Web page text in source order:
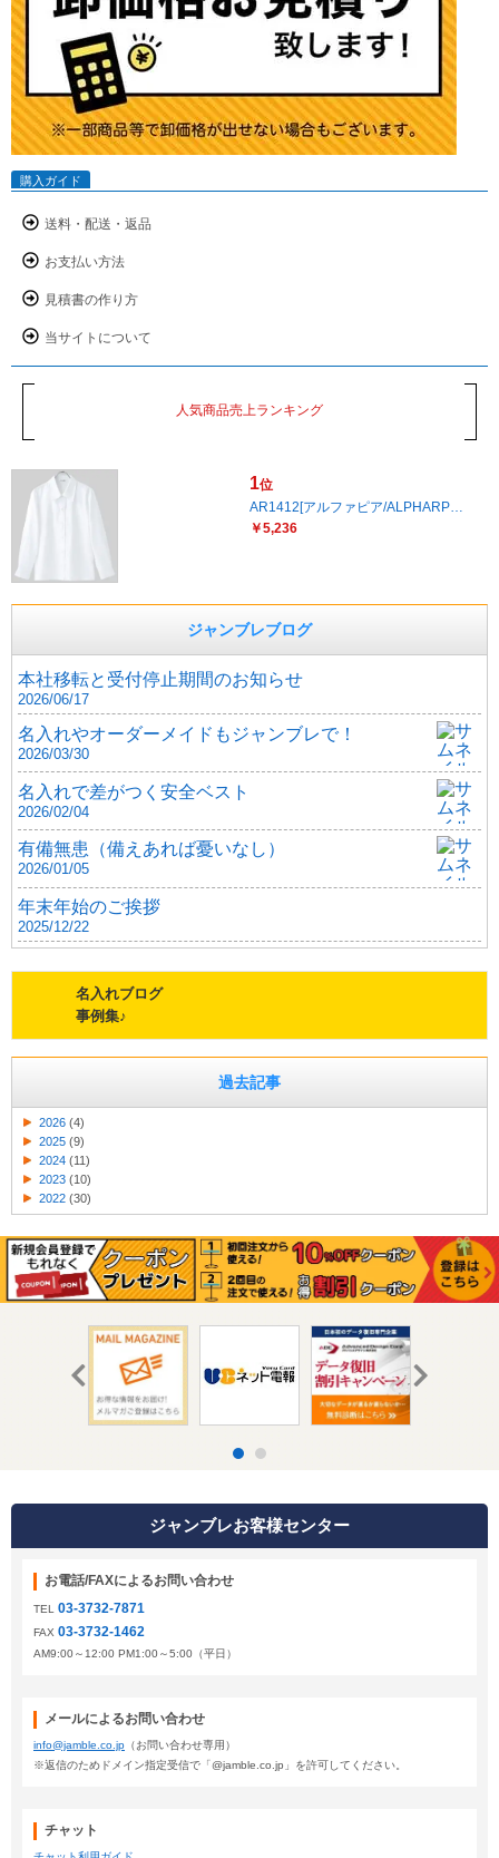
購入ガイド
送料・配送・返品
お支払い方法
見積書の作り方
当サイトについて
人気商品売上ランキング
1位
AR1412[アルファピア/ALPHARP…
￥5,236
ジャンブレブログ
本社移転と受付停止期間のお知らせ
2026/06/17
名入れやオーダーメイドもジャンブレで！
2026/03/30
名入れで差がつく安全ベスト
2026/02/04
有備無患（備えあれば憂いなし）
2026/01/05
年末年始のご挨拶
2025/12/22
名入れブログ
事例集♪
過去記事
2026 (4)
2025 (9)
2024 (11)
2023 (10)
2022 (30)
ジャンブレお客様センター
お電話/FAXによるお問い合わせ
TEL 03-3732-7871
FAX 03-3732-1462
AM9:00～12:00 PM1:00～5:00（平日）
メールによるお問い合わせ
info@jamble.co.jp （お問い合わせ専用）
※返信のためドメイン指定受信で「@jamble.co.jp」を許可してください。
チャット